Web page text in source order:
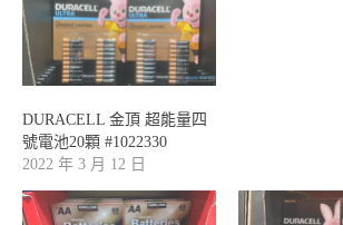
DURACELL 金頂 超能量四
號電池20顆 #1022330
2022 年 3 月 12 日